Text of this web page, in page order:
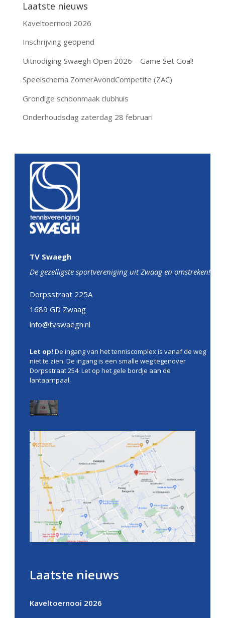
Laatste nieuws
Kaveltoernooi 2026
Inschrijving geopend
Uitnodiging Swaegh Open 2026 – Game Set Goal!
Speelschema ZomerAvondCompetite (ZAC)
Grondige schoonmaak clubhuis
Onderhoudsdag zaterdag 28 februari
TV Swaegh
De gezelligste sportvereniging uit Zwaag en omstreken!
Dorpsstraat 225A
1689 GD Zwaag
info@tvswaegh.nl
Let op! De ingang van het tenniscomplex is vanaf de weg
niet te zien. De ingang is een smalle weg tegenover
Dorpsstraat 254. Let op het gele bordje aan de
lantaarnpaal.
Laatste nieuws
Kaveltoernooi 2026